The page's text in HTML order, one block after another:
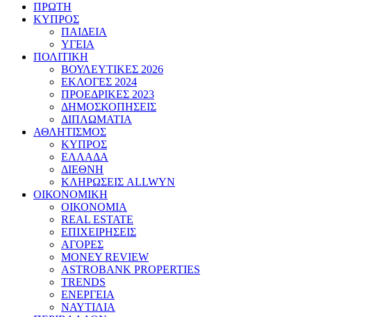
ΠΡΩΤΗ
ΚΥΠΡΟΣ
ΠΑΙΔΕΙΑ
ΥΓΕΙΑ
ΠΟΛΙΤΙΚΗ
ΒΟΥΛΕΥΤΙΚΕΣ 2026
ΕΚΛΟΓΕΣ 2024
ΠΡΟΕΔΡΙΚΕΣ 2023
ΔΗΜΟΣΚΟΠΗΣΕΙΣ
ΔΙΠΛΩΜΑΤΙΑ
ΑΘΛΗΤΙΣΜΟΣ
ΚΥΠΡΟΣ
ΕΛΛΑΔΑ
ΔΙΕΘΝΗ
ΚΛΗΡΩΣΕΙΣ ALLWYN
ΟΙΚΟΝΟΜΙΚΗ
ΟΙΚΟΝΟΜΙΑ
REAL ESTATE
ΕΠΙΧΕΙΡΗΣΕΙΣ
ΑΓΟΡΕΣ
MONEY REVIEW
ASTROBANK PROPERTIES
TRENDS
ΕΝΕΡΓΕΙΑ
ΝΑΥΤΙΛΙΑ